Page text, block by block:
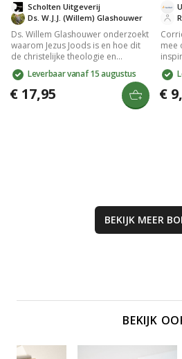
Ds. W.J.J. (Willem) Glashouwer
Scholten Uitgeverij
Ds. Willem Glashouwer onderzoekt
waarom Jezus Joods is en hoe dit
de christelijke theologie en
perceptie van de Messias
beïnvloedde. Met oog voor
historische en theologische
inzichten na de oprichting van
Leverbaar vanaf 15 augustus
€ 17,95
mee
om
€
BEKIJK MEER
BEKIJK